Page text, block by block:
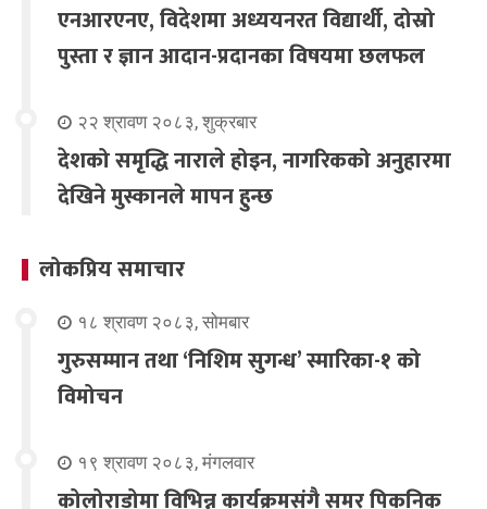
एनआरएनए, विदेशमा अध्ययनरत विद्यार्थी, दोस्रो
पुस्ता र ज्ञान आदान-प्रदानका विषयमा छलफल
२२ श्रावण २०८३, शुक्रबार
देशको समृद्धि नाराले होइन, नागरिकको अनुहारमा
देखिने मुस्कानले मापन हुन्छ
लोकप्रिय समाचार
१८ श्रावण २०८३, सोमबार
गुरुसम्मान तथा ‘निशिम सुगन्ध’ स्मारिका-१ को
विमोचन
१९ श्रावण २०८३, मंगलवार
कोलोराडोमा विभिन्न कार्यक्रमसंगै समर पिकनिक